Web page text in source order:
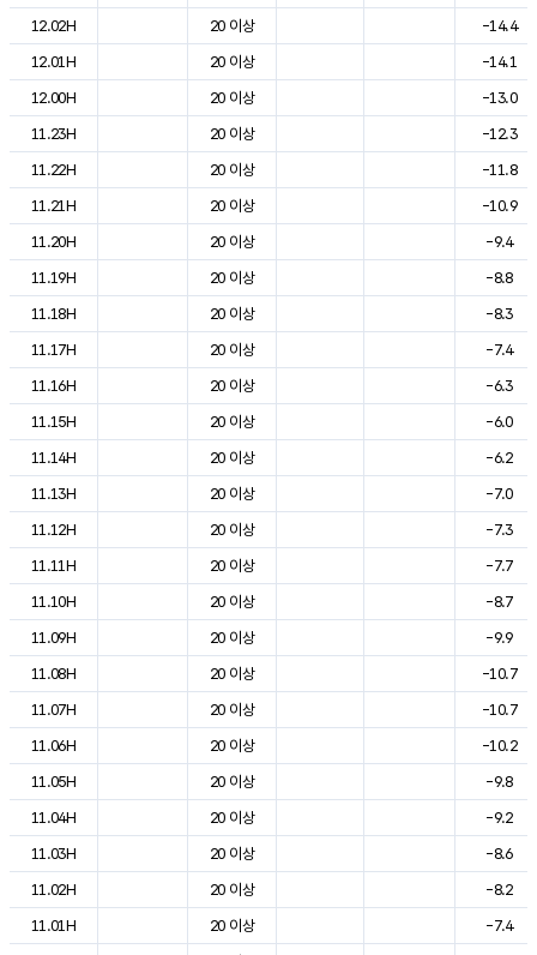
12.02H
20 이상
-14.4
12.01H
20 이상
-14.1
12.00H
20 이상
-13.0
11.23H
20 이상
-12.3
11.22H
20 이상
-11.8
11.21H
20 이상
-10.9
11.20H
20 이상
-9.4
11.19H
20 이상
-8.8
11.18H
20 이상
-8.3
11.17H
20 이상
-7.4
11.16H
20 이상
-6.3
11.15H
20 이상
-6.0
11.14H
20 이상
-6.2
11.13H
20 이상
-7.0
11.12H
20 이상
-7.3
11.11H
20 이상
-7.7
11.10H
20 이상
-8.7
11.09H
20 이상
-9.9
11.08H
20 이상
-10.7
11.07H
20 이상
-10.7
11.06H
20 이상
-10.2
11.05H
20 이상
-9.8
11.04H
20 이상
-9.2
11.03H
20 이상
-8.6
11.02H
20 이상
-8.2
11.01H
20 이상
-7.4